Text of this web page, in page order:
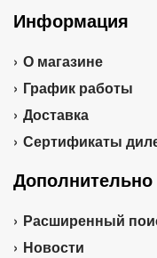
Информация
О магазине
График работы
Доставка
Сертификаты
Дополнительно
Расширенный
Новости